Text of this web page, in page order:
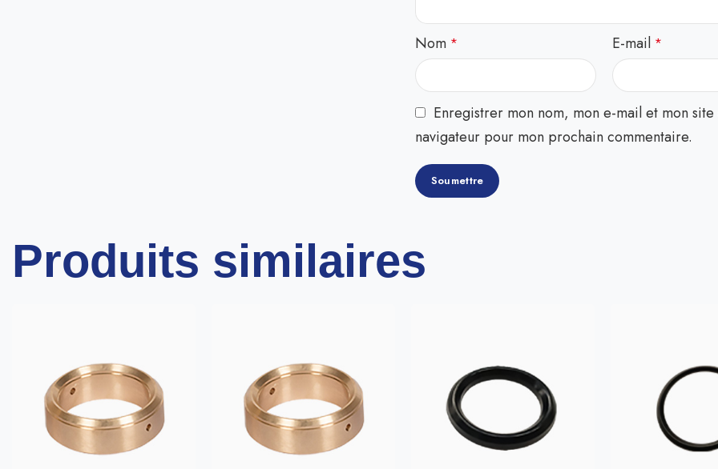
Nom * E-mail *
Enregistrer mon nom, mon e-mail et mon site
navigateur pour mon prochain commentaire.
Produits similaires